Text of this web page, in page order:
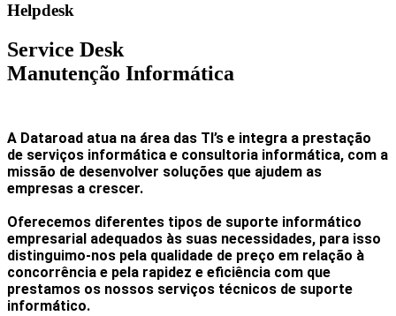
Helpdesk
Service Desk
Manutenção Informática
A Dataroad atua na área das TI’s e integra a prestação
de serviços informática e consultoria informática, com a
missão de desenvolver soluções que ajudem as
empresas a crescer.
Oferecemos diferentes tipos de suporte informático
empresarial adequados às suas necessidades, para isso
distinguimo-nos pela qualidade de preço em relação à
concorrência e pela rapidez e eficiência com que
prestamos os nossos serviços técnicos de suporte
informático.